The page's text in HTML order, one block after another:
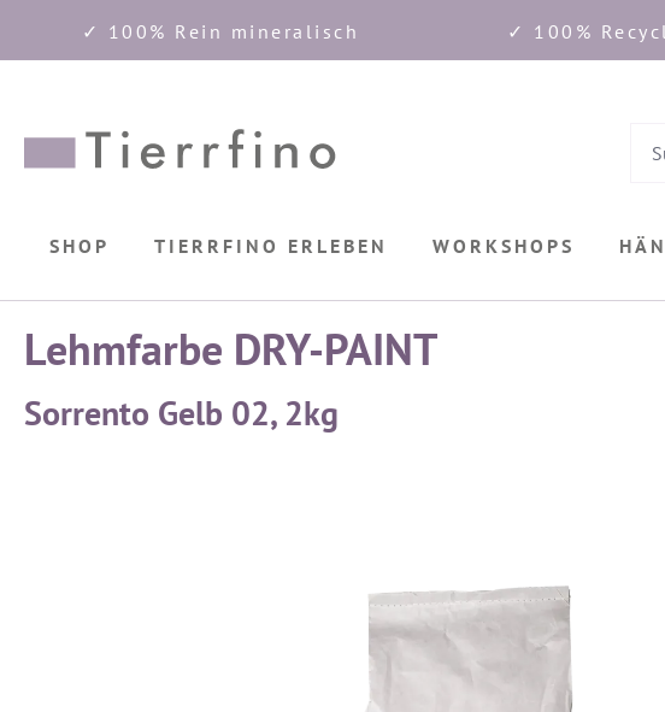
✓ 100% Rein mineralisch ✓ 100%
Zur Hauptnavigation springen
SHOP TIERRFINO ERLEBEN WORKSHOPS
Lehmfarbe DRY-PAINT
Sorrento Gelb 02, 2kg